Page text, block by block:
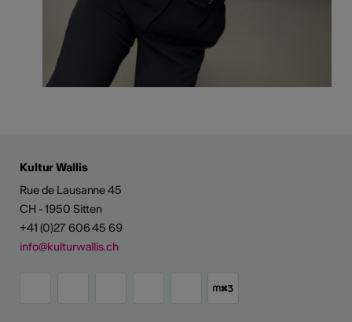
Kultur Wallis
Rue de Lausanne 45
CH - 1950 Sitten
+41 (0)27 606 45 69
info@kulturwallis.ch